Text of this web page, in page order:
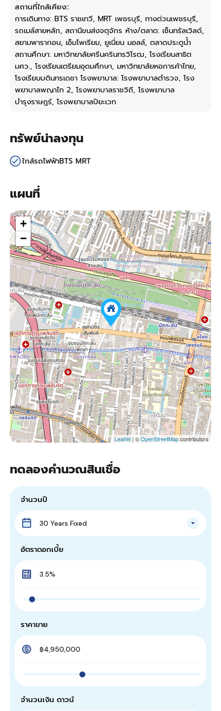
สถานที่ใกล้เคียง::
การเดินทาง: BTS ราชเทวี, MRT เพชรบุรี, ทางด่วนเพชรบุรี,
รถเมล์สายหลัก, สถานีขนส่งจตุจักร ห้าง/ตลาด: เซ็นทรัลเวิลด์,
สยามพารากอน, เอ็มโพเรียม, ยูเนี่ยน มอลล์, ตลาดประตูน้ำ
สถานศึกษา: มหาวิทยาลัยศรีนครินทรวิโรฒ, โรงเรียนสาธิต
มศว., โรงเรียนเตรียมอุดมศึกษา, มหาวิทยาลัยหอการค้าไทย,
โรงเรียนบดินทรเดชา โรงพยาบาล: โรงพยาบาลตำรวจ, โรง
พยาบาลพญาไท 2, โรงพยาบาลราชวิถี, โรงพยาบาล
บำรุงราษฎร์, โรงพยาบาลปิยะเวท
ทรัพย์น่าลงทุน
ใกล้รถไฟฟ้าBTS MRT
แผนที่
+
−
Leaflet | ©OpenStreetMapcontributors
ทดลองคำนวณสินเชื่อ
จำนวนปี
30 Years Fixed
อัตราดอกเบี้ย
ราคาขาย
จำนวนเงิน ดาวน์